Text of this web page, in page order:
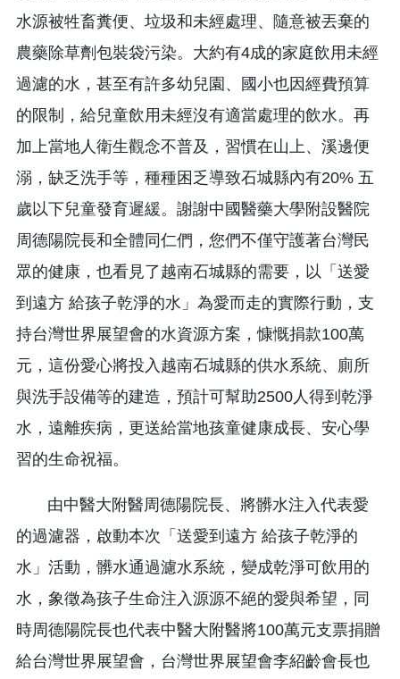
水源被牲畜糞便、垃圾和未經處理、隨意被丟棄的
農藥除草劑包裝袋污染。大約有4成的家庭飲用未經
過濾的水，甚至有許多幼兒園、國小也因經費預算
的限制，給兒童飲用未經沒有適當處理的飲水。再
加上當地人衛生觀念不普及，習慣在山上、溪邊便
溺，缺乏洗手等，種種困乏導致石城縣內有20% 五
歲以下兒童發育遲緩。謝謝中國醫藥大學附設醫院
周德陽院長和全體同仁們，您們不僅守護著台灣民
眾的健康，也看見了越南石城縣的需要，以「送愛
到遠方 給孩子乾淨的水」為愛而走的實際行動，支
持台灣世界展望會的水資源方案，慷慨捐款100萬
元，這份愛心將投入越南石城縣的供水系統、廁所
與洗手設備等的建造，預計可幫助2500人得到乾淨
水，遠離疾病，更送給當地孩童健康成長、安心學
習的生命祝福。
由中醫大附醫周德陽院長、將髒水注入代表愛
的過濾器，啟動本次「送愛到遠方 給孩子乾淨的
水」活動，髒水通過濾水系統，變成乾淨可飲用的
水，象徵為孩子生命注入源源不絕的愛與希望，同
時周德陽院長也代表中醫大附醫將100萬元支票捐贈
給台灣世界展望會，台灣世界展望會李紹齡會長也